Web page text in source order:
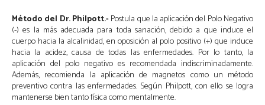
Método del Dr. Philpott.-Postula que la aplicación del Polo Negativo
(-) es la más adecuada para toda sanación, debido a que induce el
cuerpo hacia la alcalinidad, en oposición al polo positivo (+) que induce
hacia la acidez, causa de todas las enfermedades. Por lo tanto, la
aplicación del polo negativo es recomendada indiscriminadamente.
Además, recomienda la aplicación de magnetos como un método
preventivo contra las enfermedades. Según Philpott, con ello se logra
mantenerse bien tanto física como mentalmente.